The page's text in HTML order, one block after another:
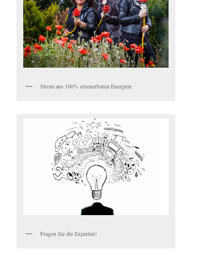
Strom aus 100% erneuerbaren Energien.
Fragen Sie die Experten!